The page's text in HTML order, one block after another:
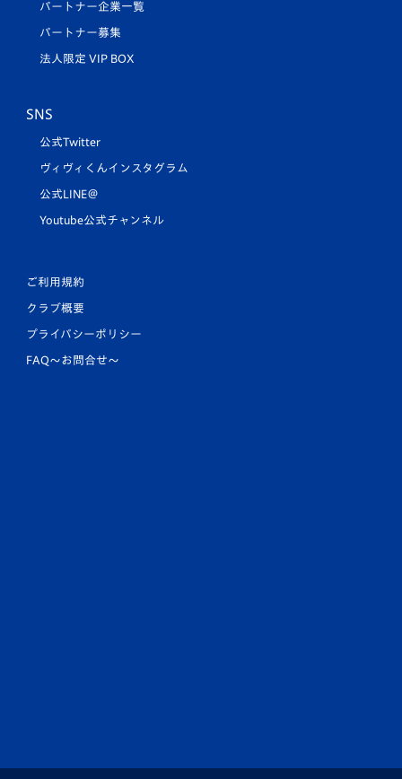
パートナー企業一覧
パートナー募集
法人限定 VIP BOX
SNS
公式Twitter
ヴィヴィくんインスタグラム
公式LINE＠
Youtube公式チャンネル
ご利用規約
クラブ概要
プライバシーポリシー
FAQ〜お問合せ〜